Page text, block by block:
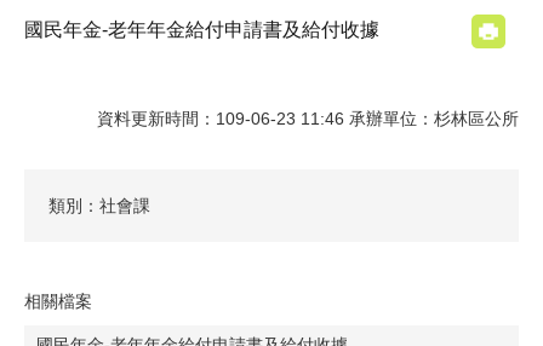
國民年金-老年年金給付申請書及給付收據
資料更新時間：109-06-23 11:46 承辦單位：杉林區公所
類別：社會課
相關檔案